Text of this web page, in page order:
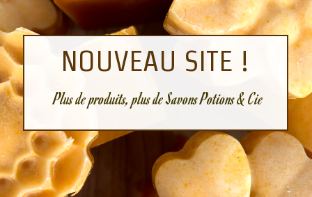
Plus de produits, plus de Savons Potions & Cie
NOUVEAU SITE !